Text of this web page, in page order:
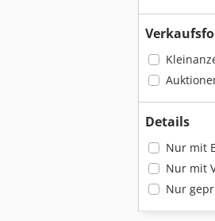
Details
Nur mit
Nur mit
Nur